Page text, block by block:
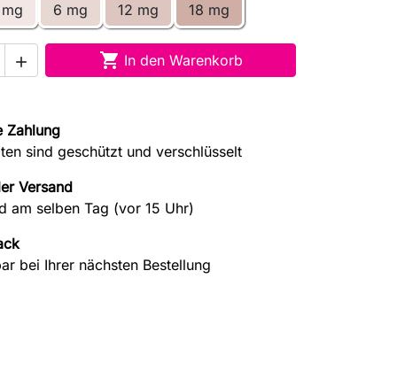
6 mg 12 mg 18 mg
  In den Warenkorb
Zahlung
sind geschützt und verschlüsselt
Versand
am selben Tag (vor 15 Uhr)
bei Ihrer nächsten Bestellung